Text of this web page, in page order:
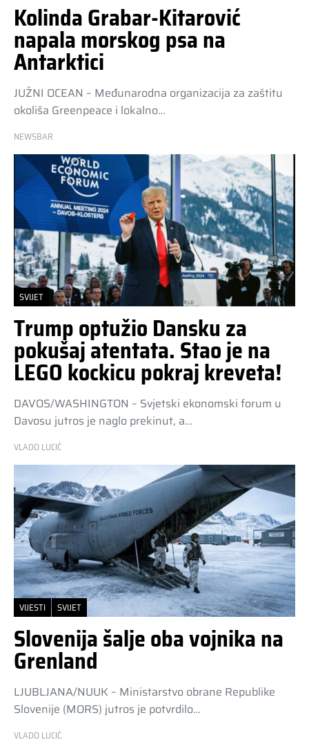
Kolinda Grabar-Kitarović
napala morskog psa na
Antarktici
JUŽNI OCEAN – Međunarodna organizacija za zaštitu
okoliša Greenpeace i lokalno…
NEWSBAR
SVIJET
Trump optužio Dansku za
pokušaj atentata. Stao je na
LEGO kockicu pokraj kreveta!
DAVOS/WASHINGTON – Svjetski ekonomski forum u
Davosu jutros je naglo prekinut, a…
VLADO LUCIĆ
VIJESTI SVIJET
Slovenija šalje oba vojnika na
Grenland
LJUBLJANA/NUUK – Ministarstvo obrane Republike
Slovenije (MORS) jutros je potvrdilo…
VLADO LUCIĆ